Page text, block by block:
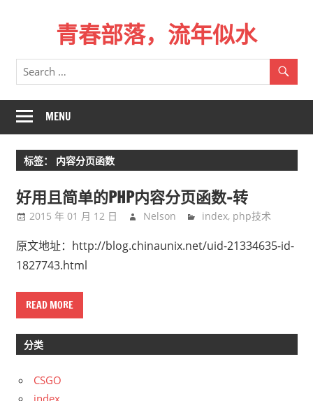
青春部落，流年似水
青
春
一
场
远
行，
记
不
起
来
的
路。
MENU
标签： 内容分页函数
好用且简单的PHP内容分页函数-转
2015 年 01 月 12 日 Nelson index, php技术
原文地址：http://blog.chinaunix.net/uid-21334635-id-
1827743.html
READ MORE
分类
CSGO
index